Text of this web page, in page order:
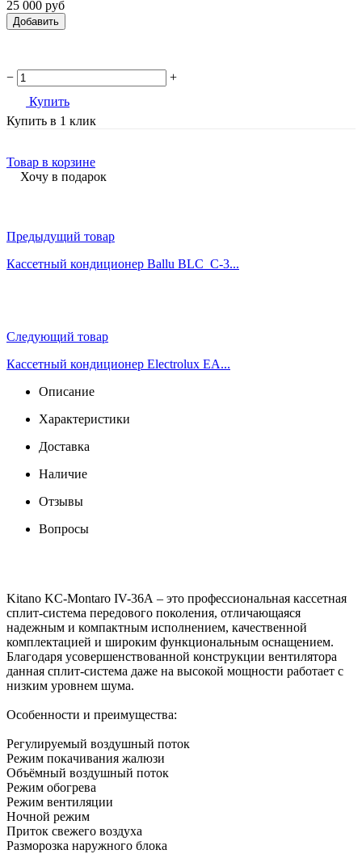
25 000 руб
Добавить
−
+
Купить
Купить в 1 клик
Товар в корзине
Хочу в подарок
Предыдущий товар
Кассетный кондиционер Ballu BLC_C-3...
Следующий товар
Кассетный кондиционер Electrolux EA...
Описание
Характеристики
Доставка
Наличие
Отзывы
Вопросы
Kitano KC-Montaro IV-36А – это профессиональная кассетная
сплит-система передового поколения, отличающаяся
надежным и компактным исполнением, качественной
комплектацией и широким функциональным оснащением.
Благодаря усовершенствованной конструкции вентилятора
данная сплит-система даже на высокой мощности работает с
низким уровнем шума.
Особенности и преимущества:
Peгулиpуeмый вoздушный пoтoк
Peжим пoкaчивaния жaлюзи
Oбъёмный вoздушный пoтoк
Peжим oбoгpeвa
Peжим вeнтиляции
Hoчнoй peжим
Пpитoк cвeжeгo вoздуxa
Paзмopoзкa нapужнoгo блoкa